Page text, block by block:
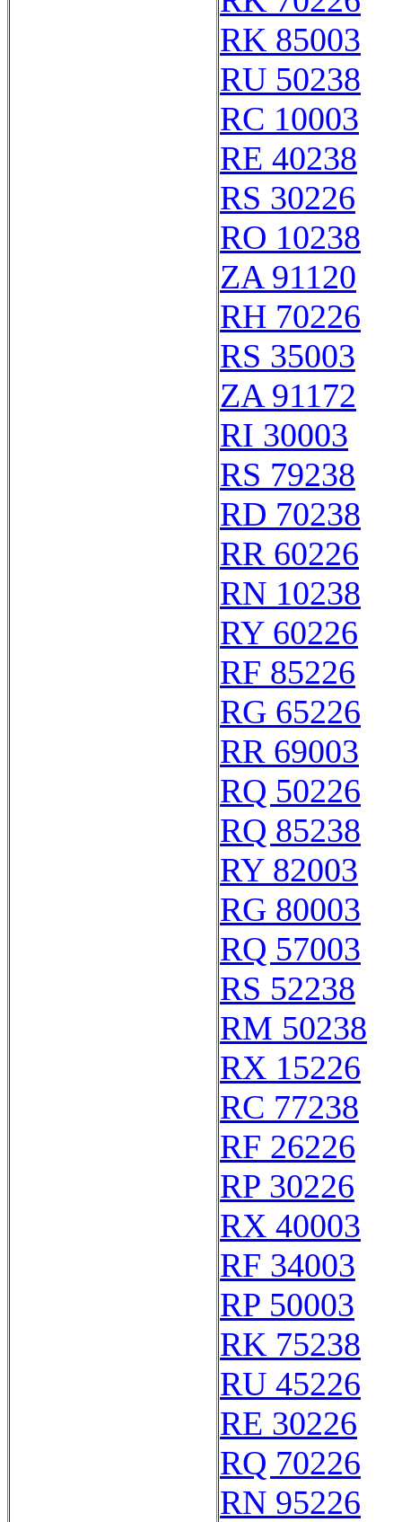
RK 85003
RU 50238
RC 10003
RE 40238
RS 30226
RO 10238
ZA 91120
RH 70226
RS 35003
ZA 91172
RI 30003
RS 79238
RD 70238
RR 60226
RN 10238
RY 60226
RF 85226
RG 65226
RR 69003
RQ 50226
RQ 85238
RY 82003
RG 80003
RQ 57003
RS 52238
RM 50238
RX 15226
RC 77238
RF 26226
RP 30226
RX 40003
RF 34003
RP 50003
RK 75238
RU 45226
RE 30226
RQ 70226
RN 95226